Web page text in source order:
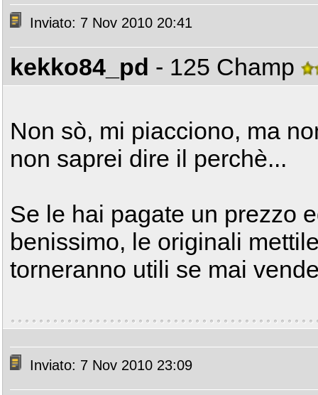
Inviato: 7 Nov 2010 20:41
kekko84_pd - 125 Champ
Non sò, mi piacciono, ma
non saprei dire il perchè...
Se le hai pagate un prezzo
benissimo, le originali
torneranno utili se mai
Inviato: 7 Nov 2010 23:09